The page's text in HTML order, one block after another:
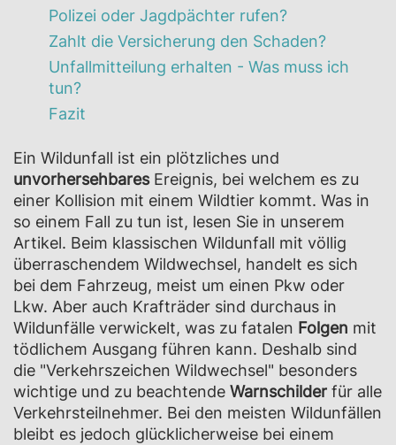
Polizei oder Jagdpächter rufen?
Zahlt die Versicherung den Schaden?
Unfallmitteilung erhalten - Was muss ich
tun?
Fazit
Ein Wildunfall ist ein plötzliches und
unvorhersehbaresEreignis, bei welchem es zu
einer Kollision mit einem Wildtier kommt. Was in
so einem Fall zu tun ist, lesen Sie in unserem
Artikel. Beim klassischen Wildunfall mit völlig
überraschendem Wildwechsel, handelt es sich
bei dem Fahrzeug, meist um einen Pkw oder
Lkw. Aber auch Krafträder sind durchaus in
Wildunfälle verwickelt, was zu fatalen Folgen mit
tödlichem Ausgang führen kann. Deshalb sind
die "Verkehrszeichen Wildwechsel" besonders
wichtige und zu beachtende Warnschilder für alle
Verkehrsteilnehmer. Bei den meisten Wildunfällen
bleibt es jedoch glücklicherweise bei einem